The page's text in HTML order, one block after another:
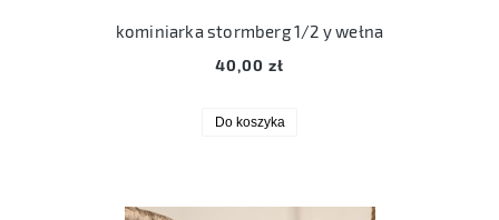
kominiarka stormberg 1/2 y wełna
40,00 zł
Do koszyka